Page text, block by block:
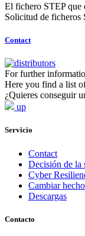
El fichero STEP que
Solicitud de ficheros
Contact
For further
Here you find a list
¿Quieres conseguir
up
Servicio
Contact
Decisión de la
Cyber
Cambiar
Descargas
Contacto